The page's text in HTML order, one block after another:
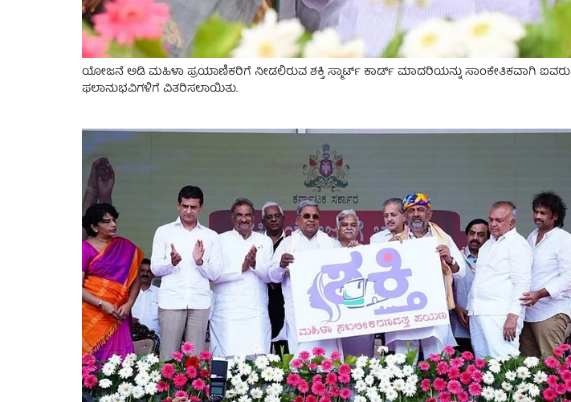
ಯೋಜನೆ ಅಡಿ ಮಹಿಳಾ ಪ್ರಯಾಣಿಕರಿಗೆ ನೀಡಲಿರುವ ಶಕ್ತಿ ಸ್ಮಾರ್ಟ್ ಕಾರ್ಡ್ ಮಾದರಿಯನ್ನು ಸಾಂಕೇತಿಕವಾಗಿ ಐವರು
ಫಲಾನುಭವಿಗಳಿಗೆ ವಿತರಿಸಲಾಯಿತು.